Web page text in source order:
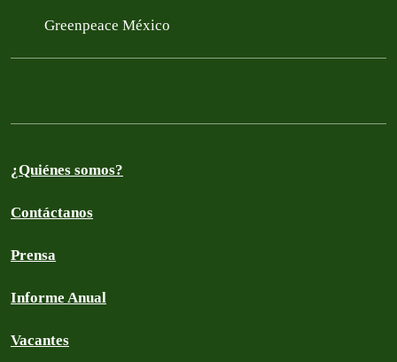
Greenpeace México
¿Quiénes somos?
Contáctanos
Prensa
Informe Anual
Vacantes